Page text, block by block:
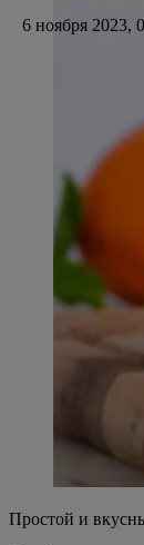
6 ноября 2023,
Простой и